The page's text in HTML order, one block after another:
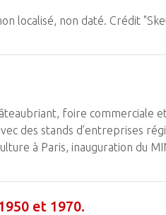
localisé, non daté. Crédit
foire commerciale
des stands d’entreprises
à Paris, inauguration du
et 1970.